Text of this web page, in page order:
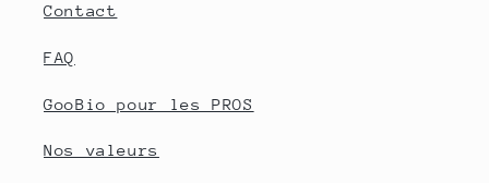
Contact
FAQ
GooBio pour les PROS
Nos valeurs